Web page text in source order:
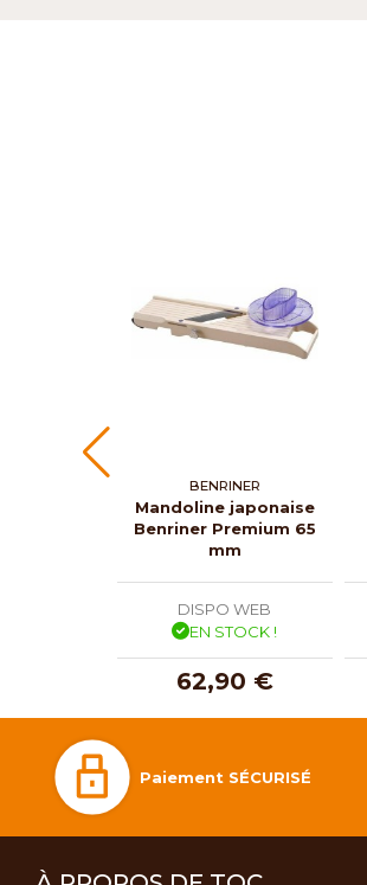
BENRINER
Mandoline japonaise
Benriner Premium 65
mm
DISPO WEB
EN STOCK !
62,90 €
Paiement SÉCURISÉ